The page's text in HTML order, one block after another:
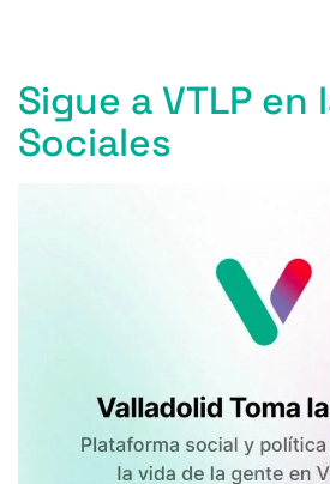
Sigue a VTLP en
Sociales